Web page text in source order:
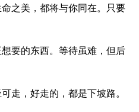
之美，都将与你同在。只要
要的东西。等待虽难，但后
走，好走的，都是下坡路。